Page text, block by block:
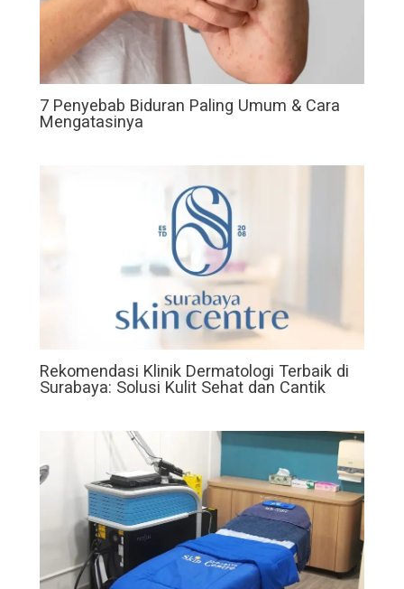
7 Penyebab Biduran Paling Umum & Cara
Mengatasinya
Rekomendasi Klinik Dermatologi Terbaik di
Surabaya: Solusi Kulit Sehat dan Cantik